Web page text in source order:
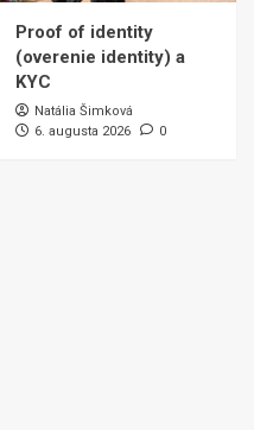
Proof of identity
(overenie identity) a
KYC
Natália Šimková
6. augusta 2026
0